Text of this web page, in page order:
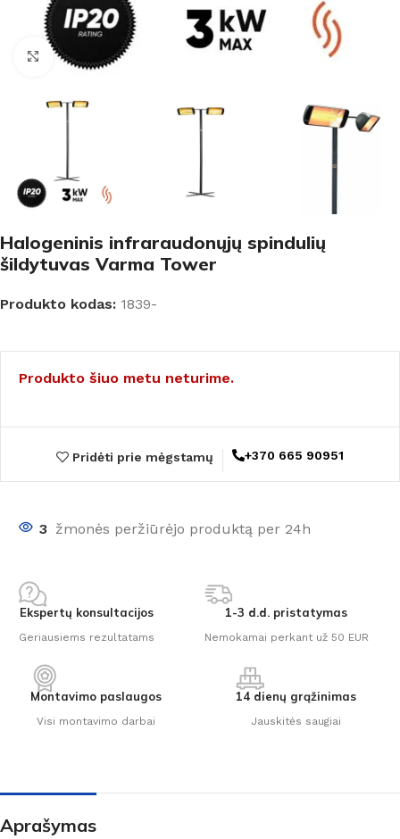
Padidinti
Halogeninis infraraudonųjų spindulių
šildytuvas Varma Tower
Produkto kodas: 1839-
Produkto šiuo metu neturime.
Pridėti prie mėgstamų +370 665 90951
3 žmonės peržiūrėjo produktą per 24h
Ekspertų konsultacijos
Geriausiems rezultatams
1-3 d.d. pristatymas
Nemokamai perkant už 50 EUR
Montavimo paslaugos
Visi montavimo darbai
14 dienų grąžinimas
Jauskitės saugiai
Aprašymas